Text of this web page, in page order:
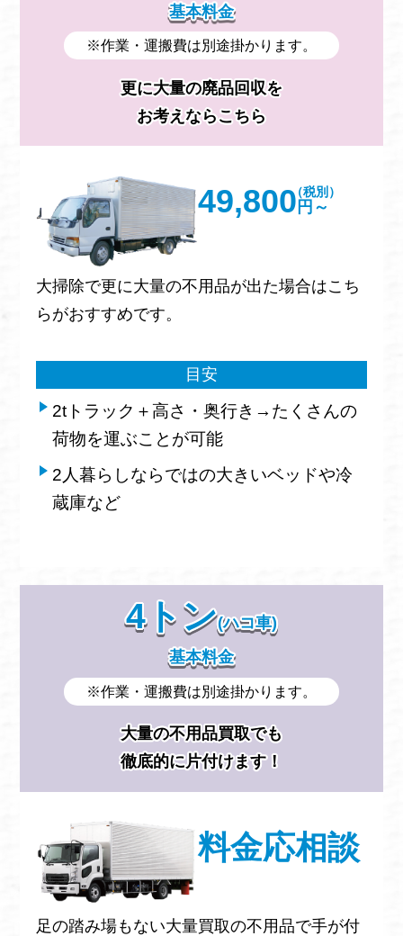
基本料金
※作業・運搬費は別途掛かります。
更に大量の廃品回収を
お考えならこちら
49,800 円～
（税別）
大掃除で更に大量の不用品が出た場合はこち
らがおすすめです。
目安
2tトラック＋高さ・奥行き→たくさんの
荷物を運ぶことが可能
2人暮らしならではの大きいベッドや冷
蔵庫など
4トン(ハコ車)
基本料金
※作業・運搬費は別途掛かります。
大量の不用品買取でも
徹底的に片付けます！
料金応相談
足の踏み場もない大量買取の不用品で手が付